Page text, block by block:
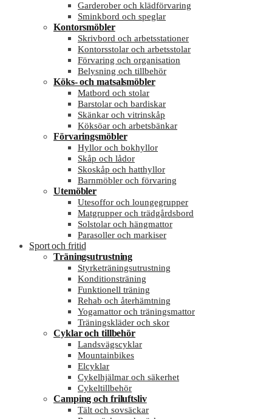
Garderober och klädförvaring
Sminkbord och speglar
Kontorsmöbler
Skrivbord och arbetsstationer
Kontorsstolar och arbetsstolar
Förvaring och organisation
Belysning och tillbehör
Köks- och matsalsmöbler
Matbord och stolar
Barstolar och bardiskar
Skänkar och vitrinskåp
Köksöar och arbetsbänkar
Förvaringsmöbler
Hyllor och bokhyllor
Skåp och lådor
Skoskåp och hatthyllor
Barnmöbler och förvaring
Utemöbler
Utesoffor och loungegrupper
Matgrupper och trädgårdsbord
Solstolar och hängmattor
Parasoller och markiser
Sport och fritid
Träningsutrustning
Styrketräningsutrustning
Konditionsträning
Funktionell träning
Rehab och återhämtning
Yogamattor och träningsmattor
Träningskläder och skor
Cyklar och tillbehör
Landsvägscyklar
Mountainbikes
Elcyklar
Cykelhjälmar och säkerhet
Cykeltillbehör
Camping och friluftsliv
Tält och sovsäckar